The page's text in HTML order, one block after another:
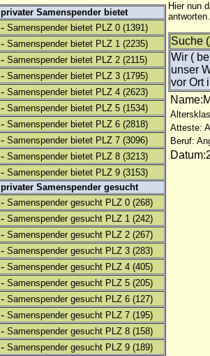
privater Samenspender bietet
- Samenspender bietet PLZ 0 (1391)
- Samenspender bietet PLZ 1 (2235)
- Samenspender bietet PLZ 2 (2115)
- Samenspender bietet PLZ 3 (1795)
- Samenspender bietet PLZ 4 (2623)
- Samenspender bietet PLZ 5 (1534)
- Samenspender bietet PLZ 6 (2818)
- Samenspender bietet PLZ 7 (3096)
- Samenspender bietet PLZ 8 (3213)
- Samenspender bietet PLZ 9 (3153)
privater Samenspender gesucht
- Samenspender gesucht PLZ 0 (268)
- Samenspender gesucht PLZ 1 (242)
- Samenspender gesucht PLZ 2 (267)
- Samenspender gesucht PLZ 3 (283)
- Samenspender gesucht PLZ 4 (405)
- Samenspender gesucht PLZ 5 (205)
- Samenspender gesucht PLZ 6 (127)
- Samenspender gesucht PLZ 7 (195)
- Samenspender gesucht PLZ 8 (158)
- Samenspender gesucht PLZ 9 (189)
Hier nun
antworten.
Suche
Wir (
unser
vor Ort
Atteste:
Beruf: